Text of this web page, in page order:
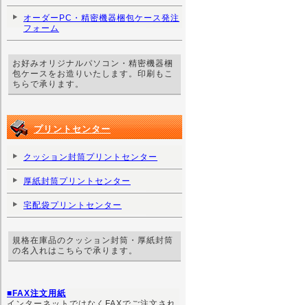
オーダーPC・精密機器梱包ケース発注
フォーム
お好みオリジナルパソコン・精密機器梱
包ケースをお造りいたします。印刷もこ
ちらで承ります。
プリントセンター
クッション封筒プリントセンター
厚紙封筒プリントセンター
宅配袋プリントセンター
規格在庫品のクッション封筒・厚紙封筒
の名入れはこちらで承ります。
■FAX注文用紙